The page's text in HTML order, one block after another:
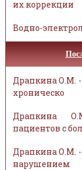
их коррекции
Водно-
Драпкина О.М.
хроническо
Драпкина
пациентов с
Драпкина О.М.
нарушением